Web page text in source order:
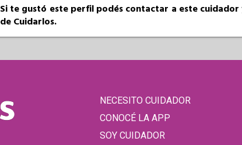
Si te gustó este perfil podés contactar a este
de Cuidarlos.
NECESITO CUIDADOR
CONOCÉ LA APP
SOY CUIDADOR